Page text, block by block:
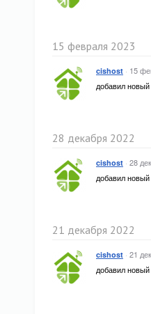
15 февраля 2023
cishost · 15
добавил новый
28 декабря 2022
cishost · 28
добавил новый
21 декабря 2022
cishost · 21
добавил новый